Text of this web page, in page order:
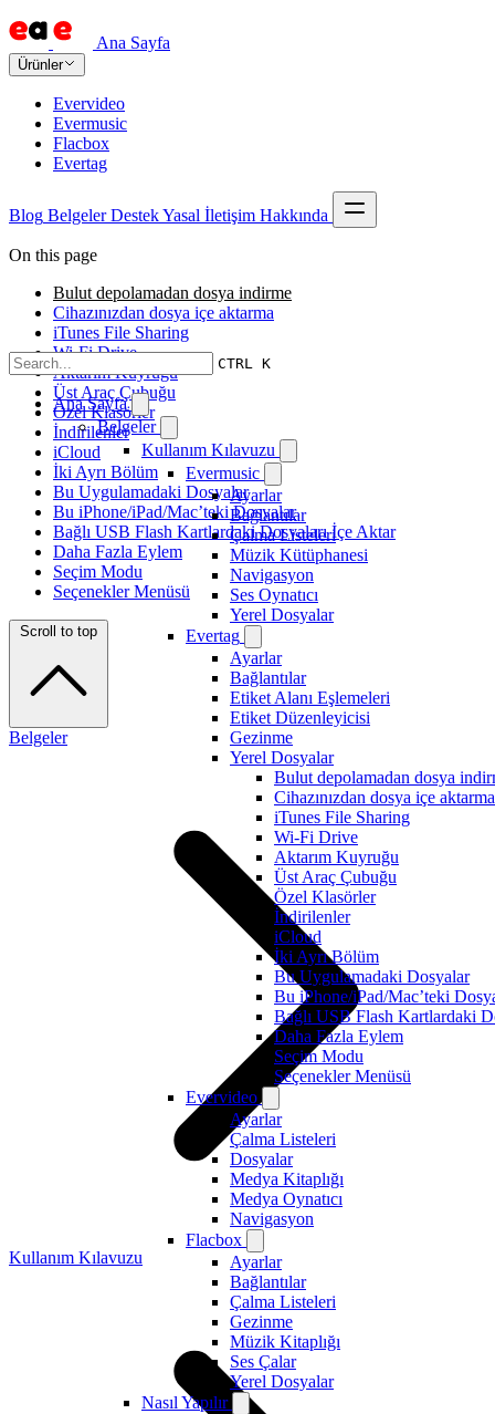
Ana Sayfa
Ürünler
Evervideo
Evermusic
Flacbox
Evertag
Blog Belgeler DestekYasal İletişim Hakkında
CTRL K
Ana Sayfa
Belgeler
Kullanım Kılavuzu
Evermusic
Ayarlar
Bağlantılar
Çalma Listeleri
Müzik Kütüphanesi
Navigasyon
Ses Oynatıcı
Yerel Dosyalar
Evertag
Ayarlar
Bağlantılar
Etiket Alanı Eşlemeleri
Etiket Düzenleyicisi
Gezinme
Yerel Dosyalar
Bulut depolamadan dosya
Cihazınızdan dosya içe aktarma
iTunes File Sharing
Wi-Fi Drive
Aktarım Kuyruğu
Üst Araç Çubuğu
Özel Klasörler
İndirilenler
iCloud
İki Ayrı Bölüm
Bu Uygulamadaki Dosyalar
Bu iPhone/iPad/Mac’teki
Bağlı USB Flash Kartlardaki
Daha Fazla Eylem
Seçim Modu
Seçenekler Menüsü
Evervideo
Ayarlar
Çalma Listeleri
Dosyalar
Medya Kitaplığı
Medya Oynatıcı
Navigasyon
Flacbox
Ayarlar
Bağlantılar
Çalma Listeleri
Gezinme
Müzik Kitaplığı
Ses Çalar
Yerel Dosyalar
Nasıl Yapılır
On this page
Bulut depolamadan dosya indirme
Cihazınızdan dosya içe aktarma
iTunes File Sharing
Wi-Fi Drive
Aktarım Kuyruğu
Üst Araç Çubuğu
Özel Klasörler
İndirilenler
iCloud
İki Ayrı Bölüm
Bu Uygulamadaki Dosyalar
Bu iPhone/iPad/Mac’teki Dosyalar
Bağlı USB Flash Kartlardaki Dosyaları İçe Aktar
Daha Fazla Eylem
Seçim Modu
Seçenekler Menüsü
Scroll to top
Belgeler
Kullanım Kılavuzu